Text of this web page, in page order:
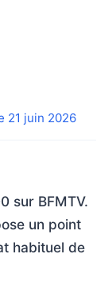
21 juin 2026
sur BFMTV.
un point
habituel de